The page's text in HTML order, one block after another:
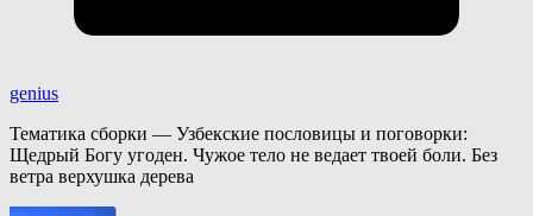
genius
Тематика сборки — Узбекские пословицы и поговорки:
Щедрый Богу угоден. Чужое тело не ведает твоей боли. Без
ветра верхушка дерева